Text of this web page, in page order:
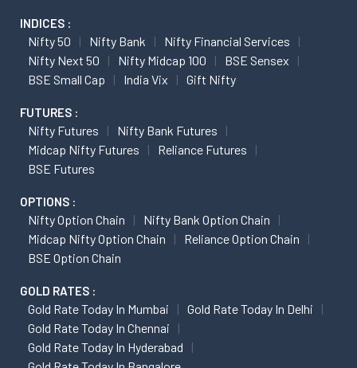
INDICES :
Nifty 50 Nifty Bank
Nifty Financial Services
Nifty Next 50
Nifty Midcap 100
BSE Sensex
BSE Small Cap
India Vix Gift Nifty
FUTURES :
Nifty Futures
Nifty Bank Futures
Midcap Nifty Futures
Reliance Futures
BSE Futures
OPTIONS :
Nifty Option Chain
Nifty Bank Option Chain
Midcap Nifty Option Chain
Reliance Option Chain
BSE Option Chain
GOLD RATES :
Gold Rate Today In Mumbai
Gold Rate Today In Delhi
Gold Rate Today In Chennai
Gold Rate Today In Hyderabad